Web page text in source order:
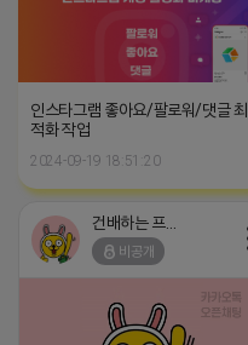
인스타그램 좋아요/팔로워/댓글 최
적화 작업
2024-09-19 18:51:20
건배하는 프로도
비공개